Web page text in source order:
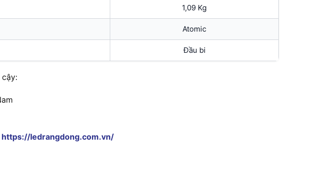
1,09 Kg
Atomic
Đầu bi
https://ledrangdong.com.vn/